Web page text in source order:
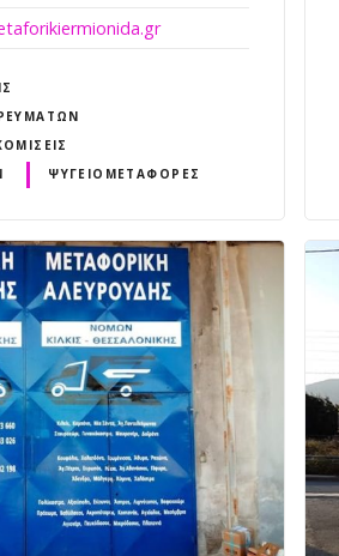
ΨΥΓΕΙΟΜΕΤΑΦΟΡΈΣ